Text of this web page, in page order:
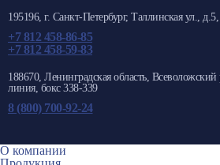
195196, г. Санкт-Петербург, Таллинская ул.,
+7 812 458-86-85
+7 812 458-59-83
188670, Ленинградская область,
линия, бокс 338-339
8 (800) 700-92-24
О компании